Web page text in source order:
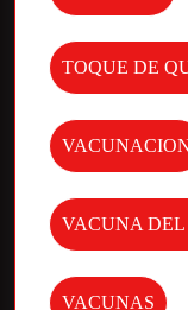
TOQUE DE
VACUNA DEL
VACUNAS